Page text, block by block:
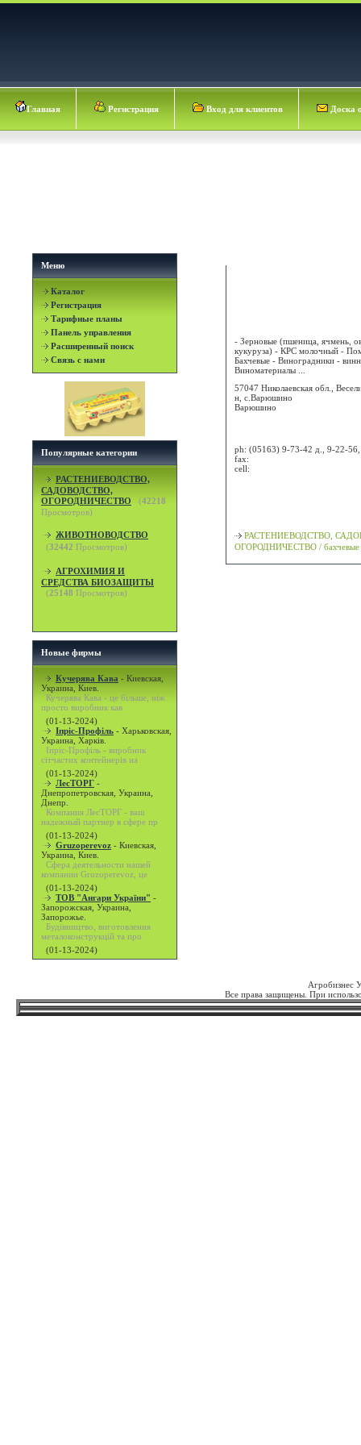
Главная Регистрация Вход для клиентов Доска
Меню
Каталог
Регистрация
Тарифные планы
Панель управления
Расширенный поиск
Связь с нами
Популярные категории
РАСТЕНИЕВОДСТВО,
САДОВОДСТВО,
ОГОРОДНИЧЕСТВО
(42218
Просмотров)
ЖИВОТНОВОДСТВО
(32442 Просмотров)
АГРОХИМИЯ И
СРЕДСТВА БИОЗАЩИТЫ
(25148 Просмотров)
Новые фирмы
Кучерява Кава - Киевская,
Украина, Киев.
Кучерява Кава - це більше, ніж
просто виробник кав
(01-13-2024)
Іпріс-Профіль - Харьковская,
Украина, Харків.
Іпріс-Профіль - виробник
сітчастих контейнерів на
(01-13-2024)
ЛесТОРГ -
Днепропетровская, Украина,
Днепр.
Компания ЛесТОРГ - ваш
надежный партнер в сфере пр
(01-13-2024)
Gruzoperevoz - Киевская,
Украина, Киев.
Сфера деятельности нашей
компании Gruzoperevoz, це
(01-13-2024)
ТОВ "Ангари України" -
Запорожская, Украина,
Запорожье.
Будівництво, виготовлення
металоконструкцій та про
(01-13-2024)
- Зерновые (пшеница, ячмень,
кукуруза) - КРС молочный -
Бахчевые - Виноградники -
Виноматериалы ...
57047 Николаевская обл.,
н, с.Варюшино
Варюшино
ph: (05163) 9-73-42 д., 9-22-
fax:
cell:
РАСТЕНИЕВОДСТВО,
ОГОРОДНИЧЕСТВО / бахчевые
Агробизнес
Все права защищены. При